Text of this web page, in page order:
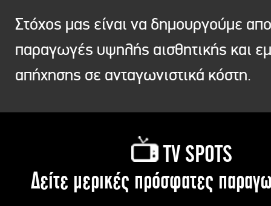
Στόχος μας είναι να δημουργούμε
παραγωγές υψηλής αισθητικής και
απήχησης σε ανταγωνιστικά κόστη.
TV SPOTS
Δείτε μερικές πρόσφατες